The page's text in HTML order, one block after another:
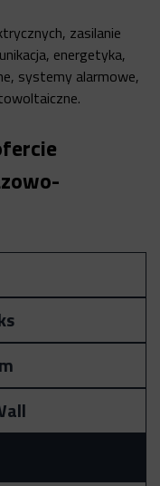
zasilanie
energetyka,
systemy alarmowe,